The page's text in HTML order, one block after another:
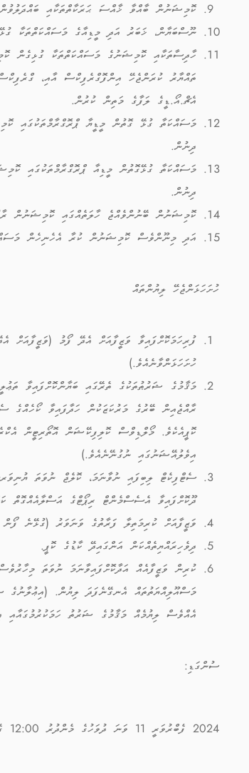
ކޮމިޝަނުން ބާއްވާ ޚާއްސަ ޙަރަކާތްތަކާއި
ނޫސްބަޔާން، ޚަބަރު އަދި މީޑިއާގެ މަސައްކަތްތަކާ
ހާދިސާތަކާއި ކޮމިޝަނުގެ މަސައްކަތްތަކާ ގުޅިގެން
ތައްޔާރު ކުރަންޖެހޭ އިންފޮގްރެފިކްސް އާއި،
އެޗް.އޯ.ޑީގެ ލަފާގެ މަތިން ކުރުން.
މަސައްކަތާ ގުޅޭ ގޮތުން މީޑީޔާ ޕްރޮގްރާމްތަކުގައި
ދިނުން.
މަސައްކަތާ ގުޅޭގޮތުން މީޑިއާ ޕްރޮގްރާމްތަކުގައި
ދިނުން.
ކޮމިޝަނުން ބޭނުންވެއްޖެ ހާލަތެއްގައި ކޮމިޝަނުން
އަދި މިނޫންވެސް ކޮމިޝަނުން ކުރާ އެހެނިހެން
ހުށަހަޅަންޖެހޭ ލިޔުންތައް
ފުރިހަމަކޮށްފައިވާ ވަޒީފާއަށް އެދޭ ފޯމު (ވަޒީފާއަށް
ހުށަހަޅަންވާނެއެވެ.)
މަޤާމުގެ ޝަރުޠުތަކުގެ ތެރޭގައި ބަޔާންކޮށްފައިވާ
ރާއްޖެއިން ބޭރުގެ މަރުކަޒަކުން ހަދާފައިވާ ކޯހެއްގެ
ކޮޕީއެކެވެ. މޯލްޑިވްސް ކޮލިފިކޭޝަން އޮތޯރިޓީން
އިވެލުއޭޝަނުގައި ނުގުނޭނެއެވެ.)
ސެޓްފިކެޓް ލިބިފައި ނުވާނަމަ، ކޮލެޖް ނުވަތަ
ދޫކޮށްފައިވާ އެސެސްމެންޓް ރިޕޯޓްގެ އަސްލާއެއްގޮތް
ވަޒީފާއަށް ކުރިމަތިލާ ފަރާތުގެ ވަނަވަރު (ގުޅޭނެ
ދިވެހިރައްޔިތެއްކަން އަންގައިދޭ ކާޑުގެ ކޮޕީ.
ކުރިން ވަޒީފާއެއް އަދާކޮށްފައިވާނަމަ ނުވަތަ
މަސްއޫލިއްޔަތުތައް އެނގޭނެފަދަ ލިޔުން. (އިޢުލާނުގެ
އެއްވެސް ލިޔުމެއް މަޤާމުގެ ޝަރުތު
ސުންގަޑި:
2024 ފެބްރުވަރީ 11 ވަނަ ދުވަހުގެ މެންދުރު 12:00 ގެ ކުރިން